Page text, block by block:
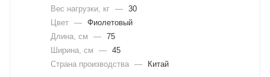
Вес нагрузки, кг — 30
Цвет — Фиолетовый
Длина, cм
— 75
Ширина, cм
— 45
Страна производства — Китай